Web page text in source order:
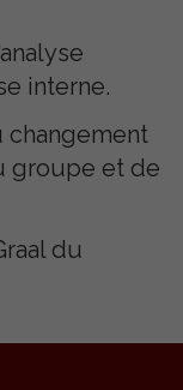
interne.
changement
groupe et de
du